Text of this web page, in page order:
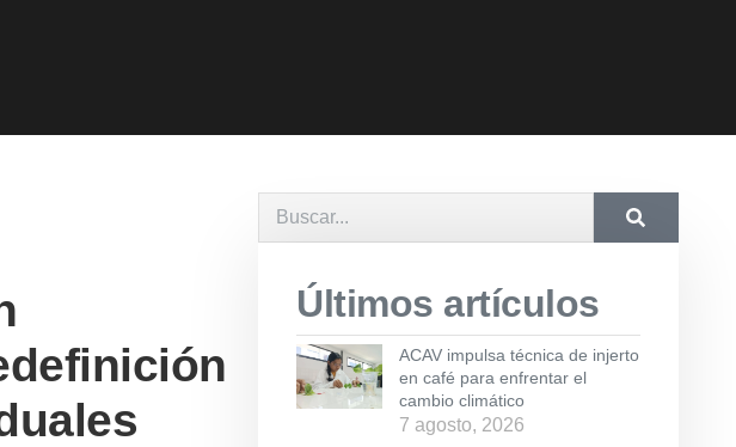
Últimos artículos
ACAV impulsa técnica de injerto
en café para enfrentar el
cambio climático
7 agosto, 2026